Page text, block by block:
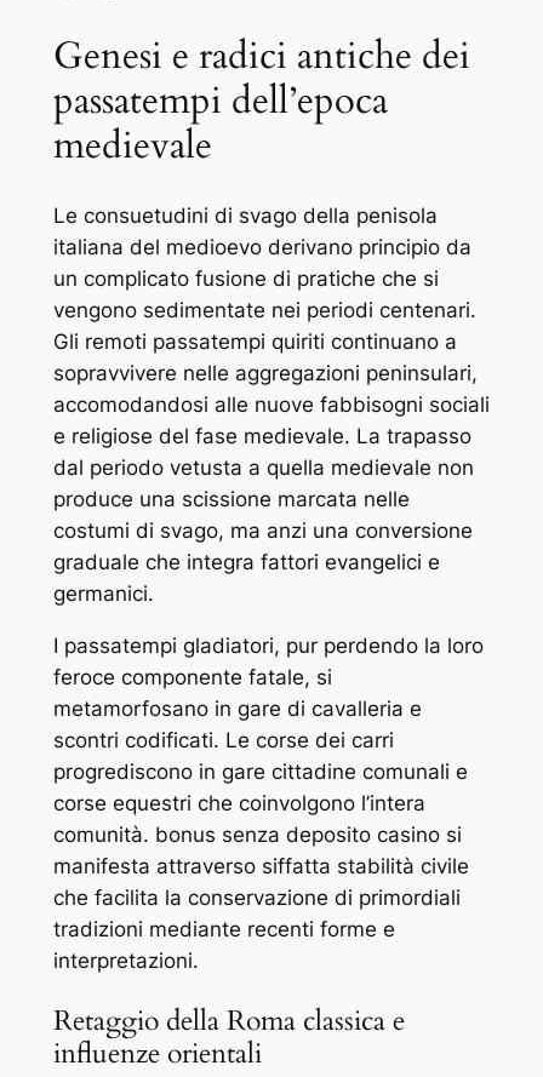
Genesi e radici antiche dei
passatempi dell’epoca
medievale
Le consuetudini di svago della penisola
italiana del medioevo derivano principio da
un complicato fusione di pratiche che si
vengono sedimentate nei periodi centenari.
Gli remoti passatempi quiriti continuano a
sopravvivere nelle aggregazioni peninsulari,
accomodandosi alle nuove fabbisogni sociali
e religiose del fase medievale. La trapasso
dal periodo vetusta a quella medievale non
produce una scissione marcata nelle
costumi di svago, ma anzi una conversione
graduale che integra fattori evangelici e
germanici.
I passatempi gladiatori, pur perdendo la loro
feroce componente fatale, si
metamorfosano in gare di cavalleria e
scontri codificati. Le corse dei carri
progrediscono in gare cittadine comunali e
corse equestri che coinvolgono l’intera
comunità. bonus senza deposito casino si
manifesta attraverso siffatta stabilità civile
che facilita la conservazione di primordiali
tradizioni mediante recenti forme e
interpretazioni.
Retaggio della Roma classica e
influenze orientali